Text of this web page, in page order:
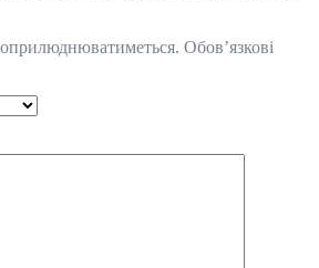
Обов’язкові